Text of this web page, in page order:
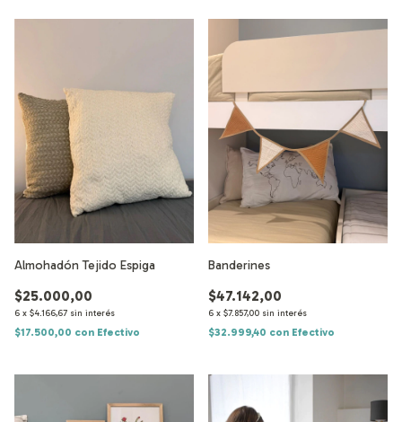
Almohadón Tejido Espiga
$25.000,00
6 x $4.166,67 sin interés
$17.500,00 con Efectivo
Banderines
$47.142,00
6 x $7.857,00 sin interés
$32.999,40 con Efectivo